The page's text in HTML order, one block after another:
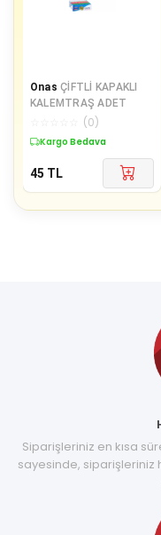
Onas ÇİFTLİ KAPAKLI
KALEMTRAŞ ADET
(0)
Kargo Bedava
45 TL
Siparişleriniz en kısa
sayesinde, siparişleriniz